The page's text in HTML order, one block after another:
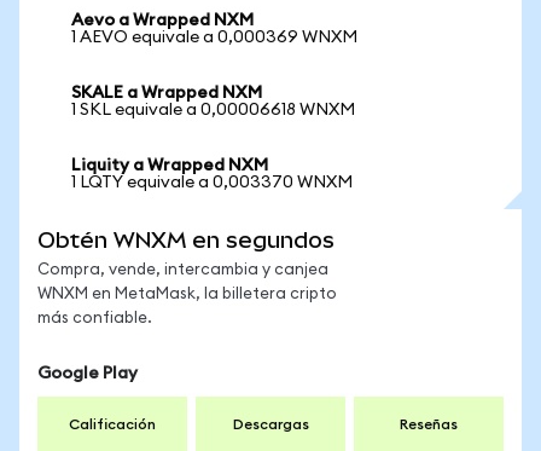
Aevo a Wrapped NXM
1 AEVO equivale a 0,000369 WNXM
SKALE a Wrapped NXM
1 SKL equivale a 0,00006618 WNXM
Liquity a Wrapped NXM
1 LQTY equivale a 0,003370 WNXM
Obtén WNXM en segundos
Compra, vende, intercambia y canjea
WNXM en MetaMask, la billetera cripto
más confiable.
Google Play
Calificación Descargas Reseñas